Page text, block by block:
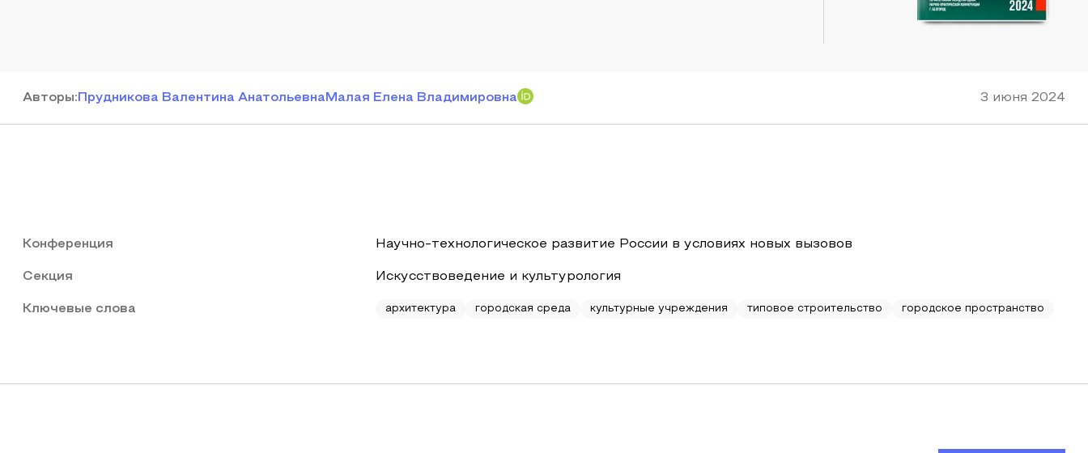
Авторы: Прудникова Валентина Анатольевна Малая Елена Владимировна 3 июня 2024
Конференция Научно-технологическое развитие России в условиях новых вызовов
Секция Искусствоведение и культурология
Ключевые слова архитектура городская среда культурные учреждения типовое строительство городское пространство